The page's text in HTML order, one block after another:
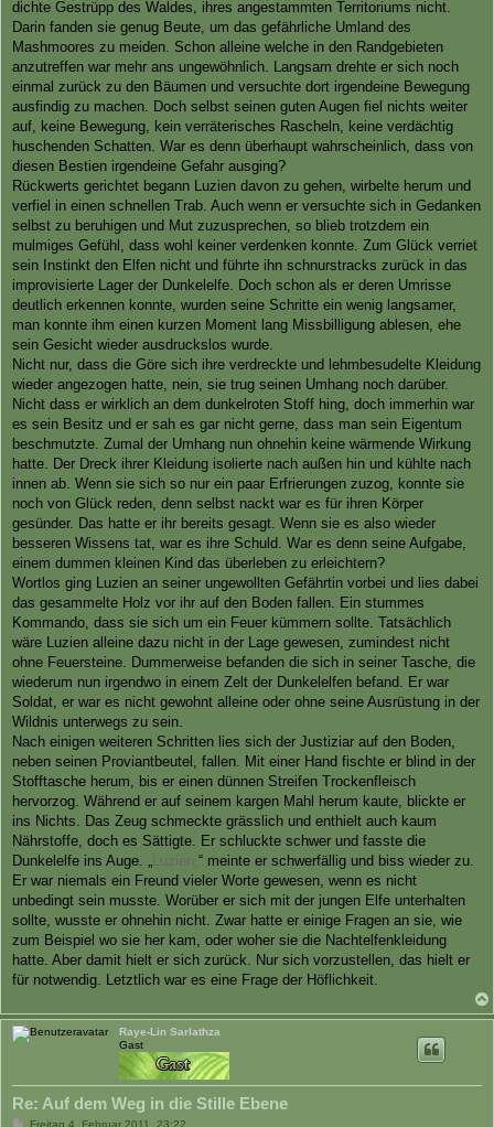
dichte Gestrüpp des Waldes, ihres angestammten Territoriums nicht.
Darin fanden sie genug Beute, um das gefährliche Umland des
Mashmoores zu meiden. Schon alleine welche in den Randgebieten
anzutreffen war mehr ans ungewöhnlich. Langsam drehte er sich noch
einmal zurück zu den Bäumen und versuchte dort irgendeine Bewegung
ausfindig zu machen. Doch selbst seinen guten Augen fiel nichts weiter
auf, keine Bewegung, kein verräterisches Rascheln, keine verdächtig
huschenden Schatten. War es denn überhaupt wahrscheinlich, dass von
diesen Bestien irgendeine Gefahr ausging?
Rückwerts gerichtet begann Luzien davon zu gehen, wirbelte herum und
verfiel in einen schnellen Trab. Auch wenn er versuchte sich in Gedanken
selbst zu beruhigen und Mut zuzusprechen, so blieb trotzdem ein
mulmiges Gefühl, dass wohl keiner verdenken konnte. Zum Glück verriet
sein Instinkt den Elfen nicht und führte ihn schnurstracks zurück in das
improvisierte Lager der Dunkelelfe. Doch schon als er deren Umrisse
deutlich erkennen konnte, wurden seine Schritte ein wenig langsamer,
man konnte ihm einen kurzen Moment lang Missbilligung ablesen, ehe
sein Gesicht wieder ausdruckslos wurde.
Nicht nur, dass die Göre sich ihre verdreckte und lehmbesudelte Kleidung
wieder angezogen hatte, nein, sie trug seinen Umhang noch darüber.
Nicht dass er wirklich an dem dunkelroten Stoff hing, doch immerhin war
es sein Besitz und er sah es gar nicht gerne, dass man sein Eigentum
beschmutzte. Zumal der Umhang nun ohnehin keine wärmende Wirkung
hatte. Der Dreck ihrer Kleidung isolierte nach außen hin und kühlte nach
innen ab. Wenn sie sich so nur ein paar Erfrierungen zuzog, konnte sie
noch von Glück reden, denn selbst nackt war es für ihren Körper
gesünder. Das hatte er ihr bereits gesagt. Wenn sie es also wieder
besseren Wissens tat, war es ihre Schuld. War es denn seine Aufgabe,
einem dummen kleinen Kind das überleben zu erleichtern?
Wortlos ging Luzien an seiner ungewollten Gefährtin vorbei und lies dabei
das gesammelte Holz vor ihr auf den Boden fallen. Ein stummes
Kommando, dass sie sich um ein Feuer kümmern sollte. Tatsächlich
wäre Luzien alleine dazu nicht in der Lage gewesen, zumindest nicht
ohne Feuersteine. Dummerweise befanden die sich in seiner Tasche, die
wiederum nun irgendwo in einem Zelt der Dunkelelfen befand. Er war
Soldat, er war es nicht gewohnt alleine oder ohne seine Ausrüstung in der
Wildnis unterwegs zu sein.
Nach einigen weiteren Schritten lies sich der Justiziar auf den Boden,
neben seinen Proviantbeutel, fallen. Mit einer Hand fischte er blind in der
Stofftasche herum, bis er einen dünnen Streifen Trockenfleisch
hervorzog. Während er auf seinem kargen Mahl herum kaute, blickte er
ins Nichts. Das Zeug schmeckte grässlich und enthielt auch kaum
Nährstoffe, doch es Sättigte. Er schluckte schwer und fasste die
Dunkelelfe ins Auge. „ Luzien, “ meinte er schwerfällig und biss wieder zu.
Er war niemals ein Freund vieler Worte gewesen, wenn es nicht
unbedingt sein musste. Worüber er sich mit der jungen Elfe unterhalten
sollte, wusste er ohnehin nicht. Zwar hatte er einige Fragen an sie, wie
zum Beispiel wo sie her kam, oder woher sie die Nachtelfenkleidung
hatte. Aber damit hielt er sich zurück. Nur sich vorzustellen, das hielt er
für notwendig. Letztlich war es eine Frage der Höflichkeit.
Raye-Lin Sarlathza
Gast
Re: Auf dem Weg in die Stille Ebene
BFreitag 4. Februar 2011, 23:22